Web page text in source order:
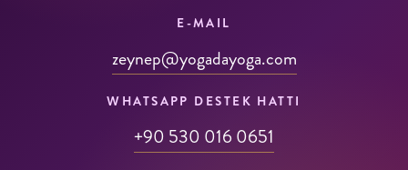
E-MAIL
zeynep@yogadayoga.com
WHATSAPP DESTEK HATTI
+90 530 016 0651